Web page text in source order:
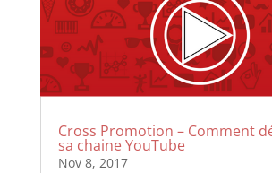
Cross Promotion – Comment
sa chaine YouTube
Nov 8, 2017